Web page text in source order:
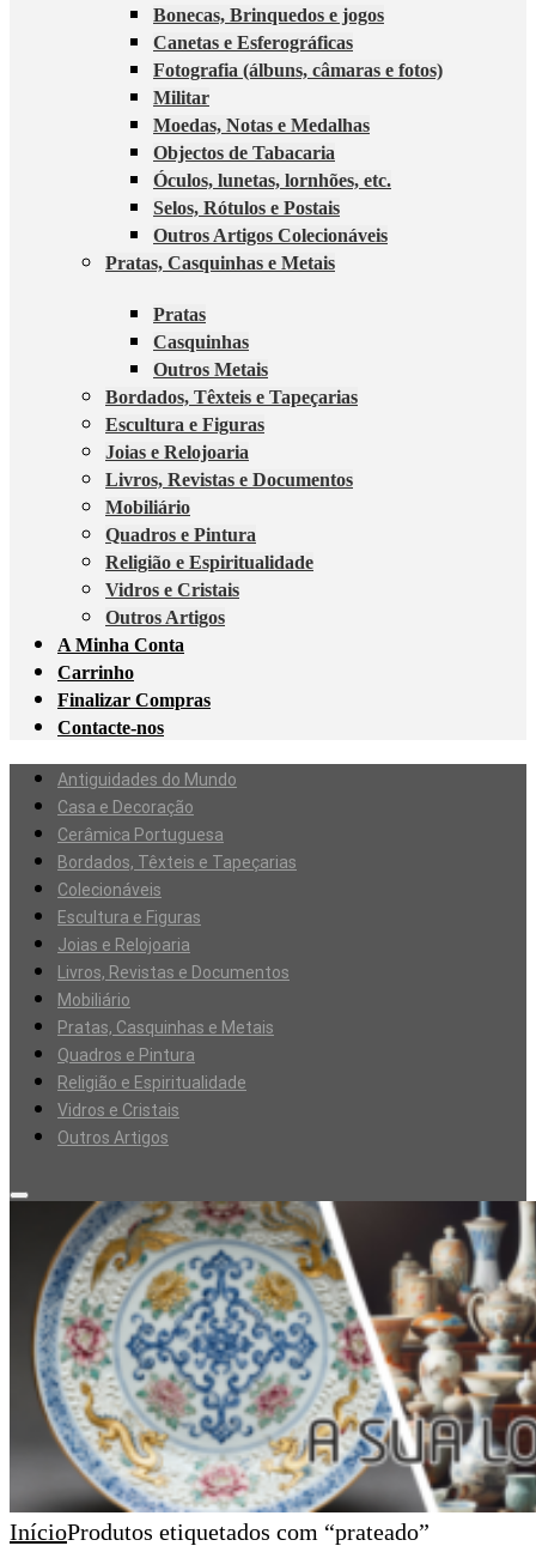
Bonecas, Brinquedos e jogos
Canetas e Esferográficas
Fotografia (álbuns, câmaras e fotos)
Militar
Moedas, Notas e Medalhas
Objectos de Tabacaria
Óculos, lunetas, lornhões, etc.
Selos, Rótulos e Postais
Outros Artigos Colecionáveis
Pratas, Casquinhas e Metais
Pratas
Casquinhas
Outros Metais
Bordados, Têxteis e Tapeçarias
Escultura e Figuras
Joias e Relojoaria
Livros, Revistas e Documentos
Mobiliário
Quadros e Pintura
Religião e Espiritualidade
Vidros e Cristais
Outros Artigos
A Minha Conta
Carrinho
Finalizar Compras
Contacte-nos
Antiguidades do Mundo
Casa e Decoração
Cerâmica Portuguesa
Bordados, Têxteis e Tapeçarias
Colecionáveis
Escultura e Figuras
Joias e Relojoaria
Livros, Revistas e Documentos
Mobiliário
Pratas, Casquinhas e Metais
Quadros e Pintura
Religião e Espiritualidade
Vidros e Cristais
Outros Artigos
InícioProdutos etiquetados com “prateado”